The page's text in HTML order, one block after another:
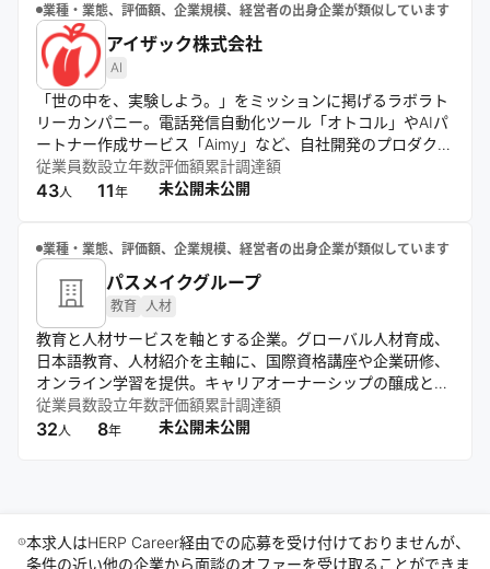
業種・業態、評価額、企業規模、経営者の出身企業が類似しています
アイザック株式会社
AI
「世の中を、実験しよう。」をミッションに掲げるラボラト
リーカンパニー。電話発信自動化ツール「オトコル」やAIパ
ートナー作成サービス「Aimy」など、自社開発のプロダクト
を軸に、日常の非効率を解消するサービスを展開。さらに、
マッチングアプリやアート作品管理などを手がけるグループ
「全ての挑戦者が、生涯働きたいと思える場所をつくる」と
いうパーパスのもと、挑戦し続ける環境づくりに取り組む。
従業員数
43人
設立年数
11年
評価額
未公開
累計調達額
未公開
業種・業態、評価額、企業規模、経営者の出身企業が類似しています
パスメイクグループ
教育 人材
教育と人材サービスを軸とする企業。グローバル人材育成、
日本語教育、人材紹介を主軸に、国際資格講座や企業研修、
オンライン学習を提供。キャリアオーナーシップの醸成と国
際競争力ある人材の輩出を通じ、SDGsに貢献し豊かな社会
の実現を目指す。
従業員数
32 人
設立年数
8年
評価額
未公開
累計調達額
未公開
本求人はHERP Career経由での応募を受け付けておりませんが、
条件の近い他の企業から面談のオファーを受け取ることができま